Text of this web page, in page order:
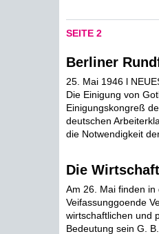
SEITE 2
Berliner
25. Mai 1946 l
Die Einigung von
Einigungskongreß
deutschen
die Notwendigkeit
Die
Am 26. Mai finden in
Veifassunggoende
wirtschaftlichen und
Bedeutung sein G.